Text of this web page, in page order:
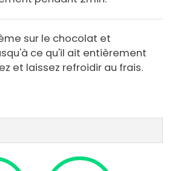
sur le chocolat et
ce qu'il ait entièrement
et laissez refroidir au frais.